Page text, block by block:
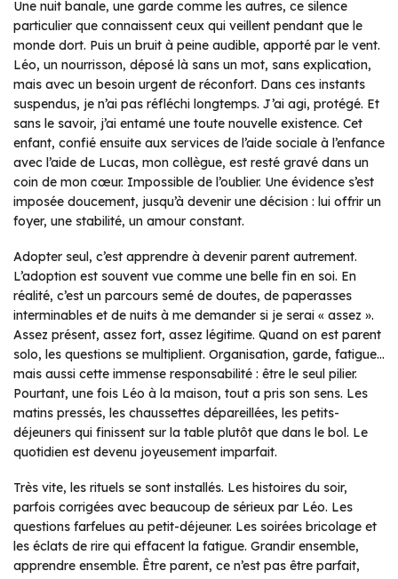
Une nuit banale, une garde comme les autres, ce silence
particulier que connaissent ceux qui veillent pendant que le
monde dort. Puis un bruit à peine audible, apporté par le vent.
Léo, un nourrisson, déposé là sans un mot, sans explication,
mais avec un besoin urgent de réconfort. Dans ces instants
suspendus, je n’ai pas réfléchi longtemps. J’ai agi, protégé. Et
sans le savoir, j’ai entamé une toute nouvelle existence. Cet
enfant, confié ensuite aux services de l’aide sociale à l’enfance
avec l’aide de Lucas, mon collègue, est resté gravé dans un
coin de mon cœur. Impossible de l’oublier. Une évidence s’est
imposée doucement, jusqu’à devenir une décision : lui offrir un
foyer, une stabilité, un amour constant.
Adopter seul, c’est apprendre à devenir parent autrement.
L’adoption est souvent vue comme une belle fin en soi. En
réalité, c’est un parcours semé de doutes, de paperasses
interminables et de nuits à me demander si je serai « assez ».
Assez présent, assez fort, assez légitime. Quand on est parent
solo, les questions se multiplient. Organisation, garde, fatigue…
mais aussi cette immense responsabilité : être le seul pilier.
Pourtant, une fois Léo à la maison, tout a pris son sens. Les
matins pressés, les chaussettes dépareillées, les petits-
déjeuners qui finissent sur la table plutôt que dans le bol. Le
quotidien est devenu joyeusement imparfait.
Très vite, les rituels se sont installés. Les histoires du soir,
parfois corrigées avec beaucoup de sérieux par Léo. Les
questions farfelues au petit-déjeuner. Les soirées bricolage et
les éclats de rire qui effacent la fatigue. Grandir ensemble,
apprendre ensemble. Être parent, ce n’est pas être parfait,